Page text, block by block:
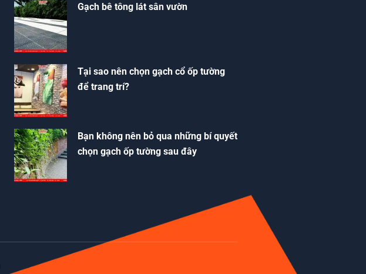
Gạch bê tông lát sân vườn
Tại sao nên chọn gạch cổ ốp tường
để trang trí?
Bạn không nên bỏ qua những bí quyết
chọn gạch ốp tường sau đây